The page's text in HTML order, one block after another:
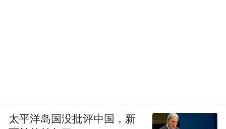
太平洋岛国没批评中国，新